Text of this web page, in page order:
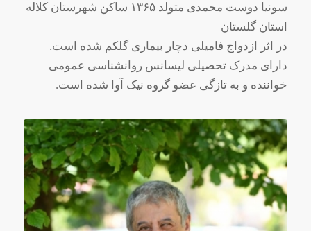
سونیا دوست محمدی متولد ۱۳۶۵ ساکن شهرستان کلاله
استان گلستان
در اثر ازدواج فامیلی دچار بیماری گلکم شده است.
دارای مدرک تحصیلی لیسانس روانشناسی عمومی
خواننده و به تازگی عضو گروه نیک آوا شده است.